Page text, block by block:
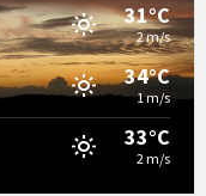
31°C
2 m/s
34°C
1 m/s
33°C
2 m/s